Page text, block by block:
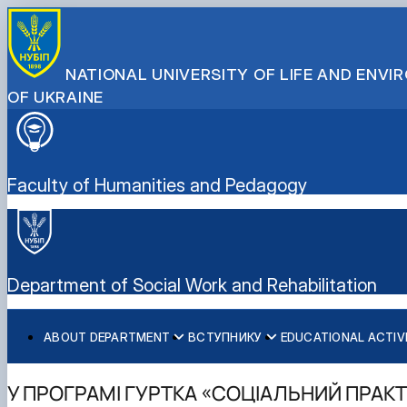
NATIONAL UNIVERSITY OF LIFE AND
OF UKRAINE
Faculty of Humanities and Pedagogy
Department of Social Work and Rehabilitation
ABOUT DEPARTMENT
Історія кафедри
ВСТУПНИКУ
Спеціальності бакалаврату
Спеціальності магістратури
EDUCATIONAL
Working program
Неформальна освіта
Наукові проекти
Наукові послуги
Договори про співпрацю
Навчання за подвійними дипломами
У ПРОГРАМІ ГУРТКА «СОЦІАЛЬНИЙ